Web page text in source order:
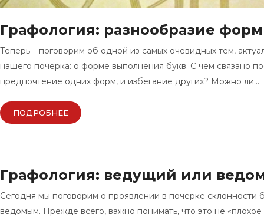
Графология: разнообразие
Теперь – поговорим об одной из самых очевидных тем,
нашего почерка: о форме выполнения букв. С чем связано
предпочтение одних форм, и избегание других? Можно ли…
ПОДРОБНЕЕ
Графология: ведущий или
Сегодня мы поговорим о проявлении в почерке склонности
ведомым. Прежде всего, важно понимать, что это не